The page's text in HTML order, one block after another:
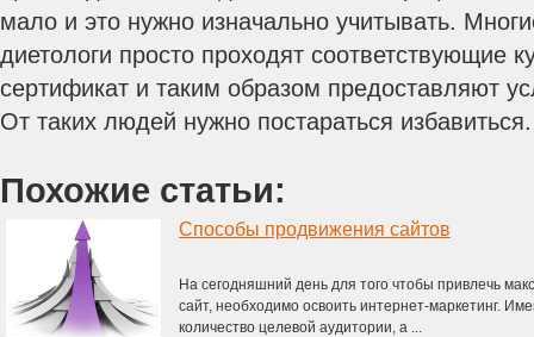
мало и это нужно изначально учитывать.
диетологи просто проходят соответствующие
сертификат и таким образом предоставляют
От таких людей нужно постараться избавиться.
Похожие статьи:
Способы продвижения сайтов
На сегодняшний день для того чтобы привлечь
сайт, необходимо освоить интернет-маркетинг.
количество целевой аудитории, а ...